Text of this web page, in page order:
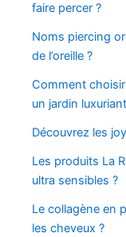
faire percer ?
Noms piercing
de l’oreille ?
Comment
un jardin luxuriant
Découvrez les
Les produits La
ultra sensibles ?
Le collagène en
les cheveux ?